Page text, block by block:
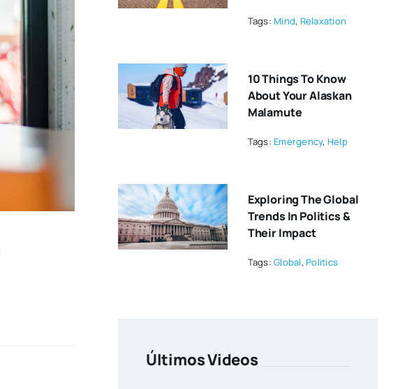
Tags:Mind, Relaxation
10 Things To Know
About Your Alaskan
Malamute
Tags:Emergency, Help
Exploring The Global
Trends In Politics &
Their Impact
Tags:Global,Politics
Últimos Videos